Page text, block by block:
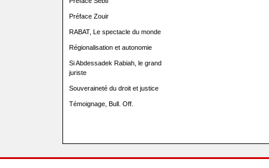
Préface Zouir
RABAT, Le spectacle du monde
Régionalisation et autonomie
Si Abdessadek Rabiah, le grand
juriste
Souveraineté du droit et justice
Témoignage, Bull. Off.